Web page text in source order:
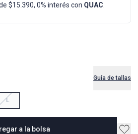
$15.390, 0% interés con QUAC
Guía de tallas
L
a la bolsa